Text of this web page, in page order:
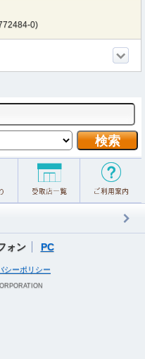
0)
ォン PC
シーポリシー